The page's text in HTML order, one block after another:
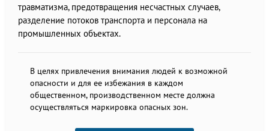
травматизма, предотвращения несчастных случаев,
разделение потоков транспорта и персонала на
промышленных объектах.
В целях привлечения внимания людей к возможной
опасности и для ее избежания в каждом
общественном, производственном месте должна
осуществляться маркировка опасных зон.